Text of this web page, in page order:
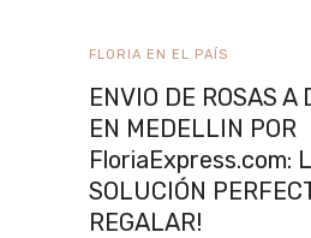
FLORIA EN EL PAÍS
ENVIO DE ROSAS A
EN MEDELLIN POR
FloriaExpress.com:
SOLUCIÓN
REGALAR!